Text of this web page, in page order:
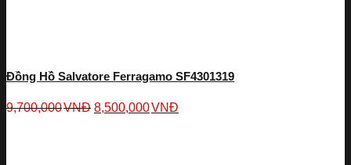
Đồng Hồ Salvatore Ferragamo SF4301319
9,700,000VNĐ 8,500,000VNĐ